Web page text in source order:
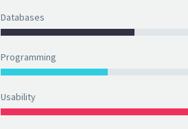
Databases
Programming
Usability